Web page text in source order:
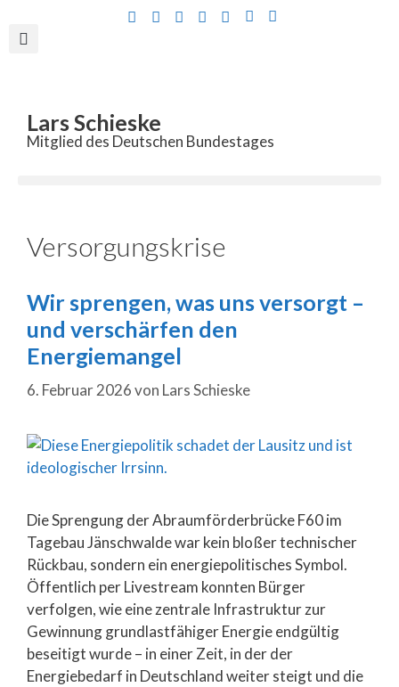
Lars Schieske
Mitglied des Deutschen Bundestages
Versorgungskrise
Wir sprengen, was uns versorgt –
und verschärfen den
Energiemangel
6. Februar 2026von Lars Schieske
Die Sprengung der Abraumförderbrücke F60 im
Tagebau Jänschwalde war kein bloßer technischer
Rückbau, sondern ein energiepolitisches Symbol.
Öffentlich per Livestream konnten Bürger
verfolgen, wie eine zentrale Infrastruktur zur
Gewinnung grundlastfähiger Energie endgültig
beseitigt wurde – in einer Zeit, in der der
Energiebedarf in Deutschland weiter steigt und die